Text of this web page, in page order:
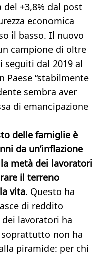
del +3,8% dal post
economica
il basso. Il nuovo
campione di oltre
seguiti dal 2019 al
Paese “stabilmente
sembra aver
di emancipazione
delle famiglie è
da un’inflazione
metà dei lavoratori
il terreno
vita. Questo ha
di reddito
lavoratori ha
non ha
piramide: per chi